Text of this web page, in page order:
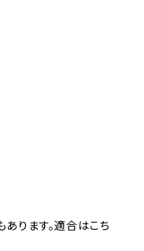
ります。適合はこち